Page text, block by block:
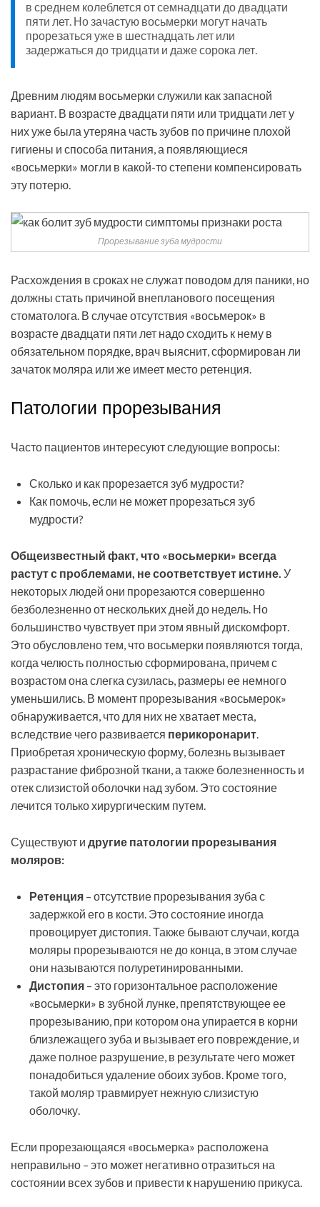
в среднем колеблется от семнадцати до двадцати
пяти лет. Но зачастую восьмерки могут начать
прорезаться уже в шестнадцать лет или
задержаться до тридцати и даже сорока лет.
Древним людям восьмерки служили как запасной
вариант. В возрасте двадцати пяти или тридцати лет у
них уже была утеряна часть зубов по причине плохой
гигиены и способа питания, а появляющиеся
«восьмерки» могли в какой-то степени компенсировать
эту потерю.
Прорезывание зуба мудрости
Расхождения в сроках не служат поводом для паники, но
должны стать причиной внепланового посещения
стоматолога. В случае отсутствия «восьмерок» в
возрасте двадцати пяти лет надо сходить к нему в
обязательном порядке, врач выяснит, сформирован ли
зачаток моляра или же имеет место ретенция.
Патологии прорезывания
Часто пациентов интересуют следующие вопросы:
Сколько и как прорезается зуб мудрости?
Как помочь, если не может прорезаться зуб
мудрости?
Общеизвестный факт, что «восьмерки» всегда
растут с проблемами, не соответствует истине. У
некоторых людей они прорезаются совершенно
безболезненно от нескольких дней до недель. Но
большинство чувствует при этом явный дискомфорт.
Это обусловлено тем, что восьмерки появляются тогда,
когда челюсть полностью сформирована, причем с
возрастом она слегка сузилась, размеры ее немного
уменьшились. В момент прорезывания «восьмерок»
обнаруживается, что для них не хватает места,
вследствие чего развивается перикоронарит.
Приобретая хроническую форму, болезнь вызывает
разрастание фиброзной ткани, а также болезненность и
отек слизистой оболочки над зубом. Это состояние
лечится только хирургическим путем.
Существуют и другие патологии прорезывания
моляров:
Ретенция – отсутствие прорезывания зуба с
задержкой его в кости. Это состояние иногда
провоцирует дистопия. Также бывают случаи, когда
моляры прорезываются не до конца, в этом случае
они называются полуретинированными.
Дистопия – это горизонтальное расположение
«восьмерки» в зубной лунке, препятствующее ее
прорезыванию, при котором она упирается в корни
близлежащего зуба и вызывает его повреждение, и
даже полное разрушение, в результате чего может
понадобиться удаление обоих зубов. Кроме того,
такой моляр травмирует нежную слизистую
оболочку.
Если прорезающаяся «восьмерка» расположена
неправильно – это может негативно отразиться на
состоянии всех зубов и привести к нарушению прикуса.